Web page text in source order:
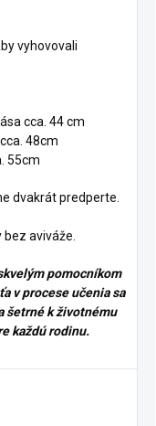
vyhovovali
cca. 44 cm
48cm
55cm
dvakrát predperte.
aviváže.
pomocníkom
v procese učenia sa
šetrné k životnému
každú rodinu.